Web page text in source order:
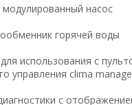
насос
горячей воды
использования с
управления clima
с